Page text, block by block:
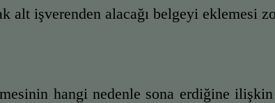
alt işverenden alacağı belgeyi eklemesi
hangi nedenle sona erdiğine